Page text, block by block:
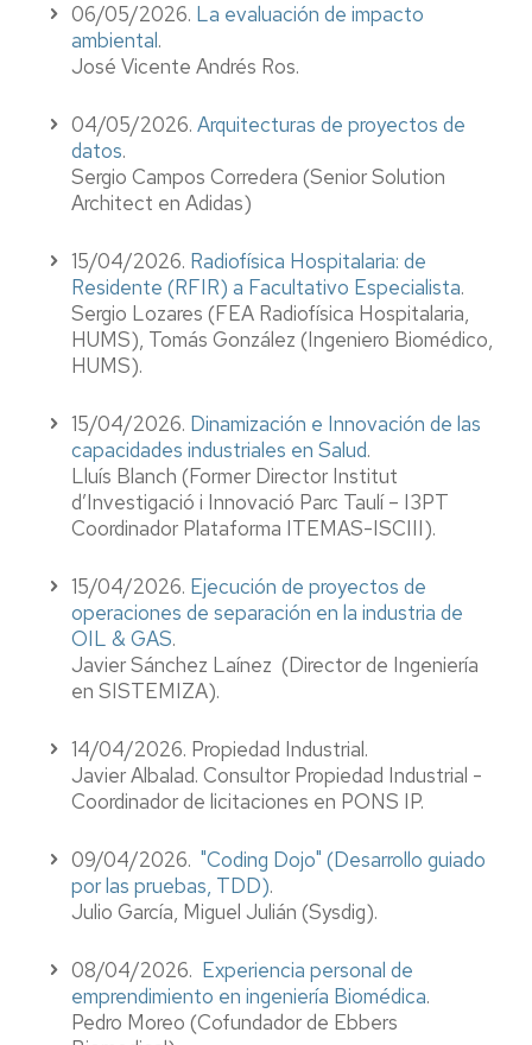
06/05/2026. La evaluación de impacto
ambiental.
José Vicente Andrés Ros.
04/05/2026. Arquitecturas de proyectos de
datos.
Sergio Campos Corredera (Senior Solution
Architect en Adidas)
15/04/2026. Radiofísica Hospitalaria: de
Residente (RFIR) a Facultativo Especialista.
Sergio Lozares (FEA Radiofísica Hospitalaria,
HUMS), Tomás González (Ingeniero Biomédico,
HUMS).
15/04/2026. Dinamización e Innovación de las
capacidades industriales en Salud.
Lluís Blanch (Former Director Institut
d’Investigació i Innovació Parc Taulí – I3PT
Coordinador Plataforma ITEMAS-ISCIII).
15/04/2026. Ejecución de proyectos de
operaciones de separación en la industria de
OIL & GAS.
Javier Sánchez Laínez (Director de Ingeniería
en SISTEMIZA).
14/04/2026. Propiedad Industrial.
Javier Albalad. Consultor Propiedad Industrial -
Coordinador de licitaciones en PONS IP.
09/04/2026. "Coding Dojo" (Desarrollo guiado
por las pruebas, TDD).
Julio García, Miguel Julián (Sysdig).
08/04/2026. Experiencia personal de
emprendimiento en ingeniería Biomédica.
Pedro Moreo (Cofundador de Ebbers